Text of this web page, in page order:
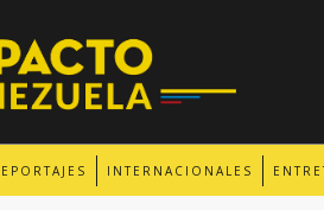
INTERNACIONALES